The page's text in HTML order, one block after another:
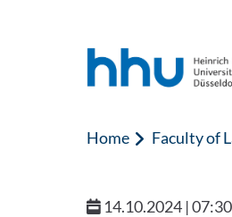
Home Faculty of
14.10.2024 | 07:30